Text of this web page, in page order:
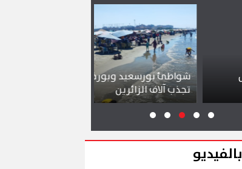
شواطئ بورسعيد وبورفؤاد وجبال الملح
تجذب آلاف الزائرين
بالفيديو